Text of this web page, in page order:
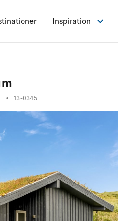
Inspiration
• 13-0345